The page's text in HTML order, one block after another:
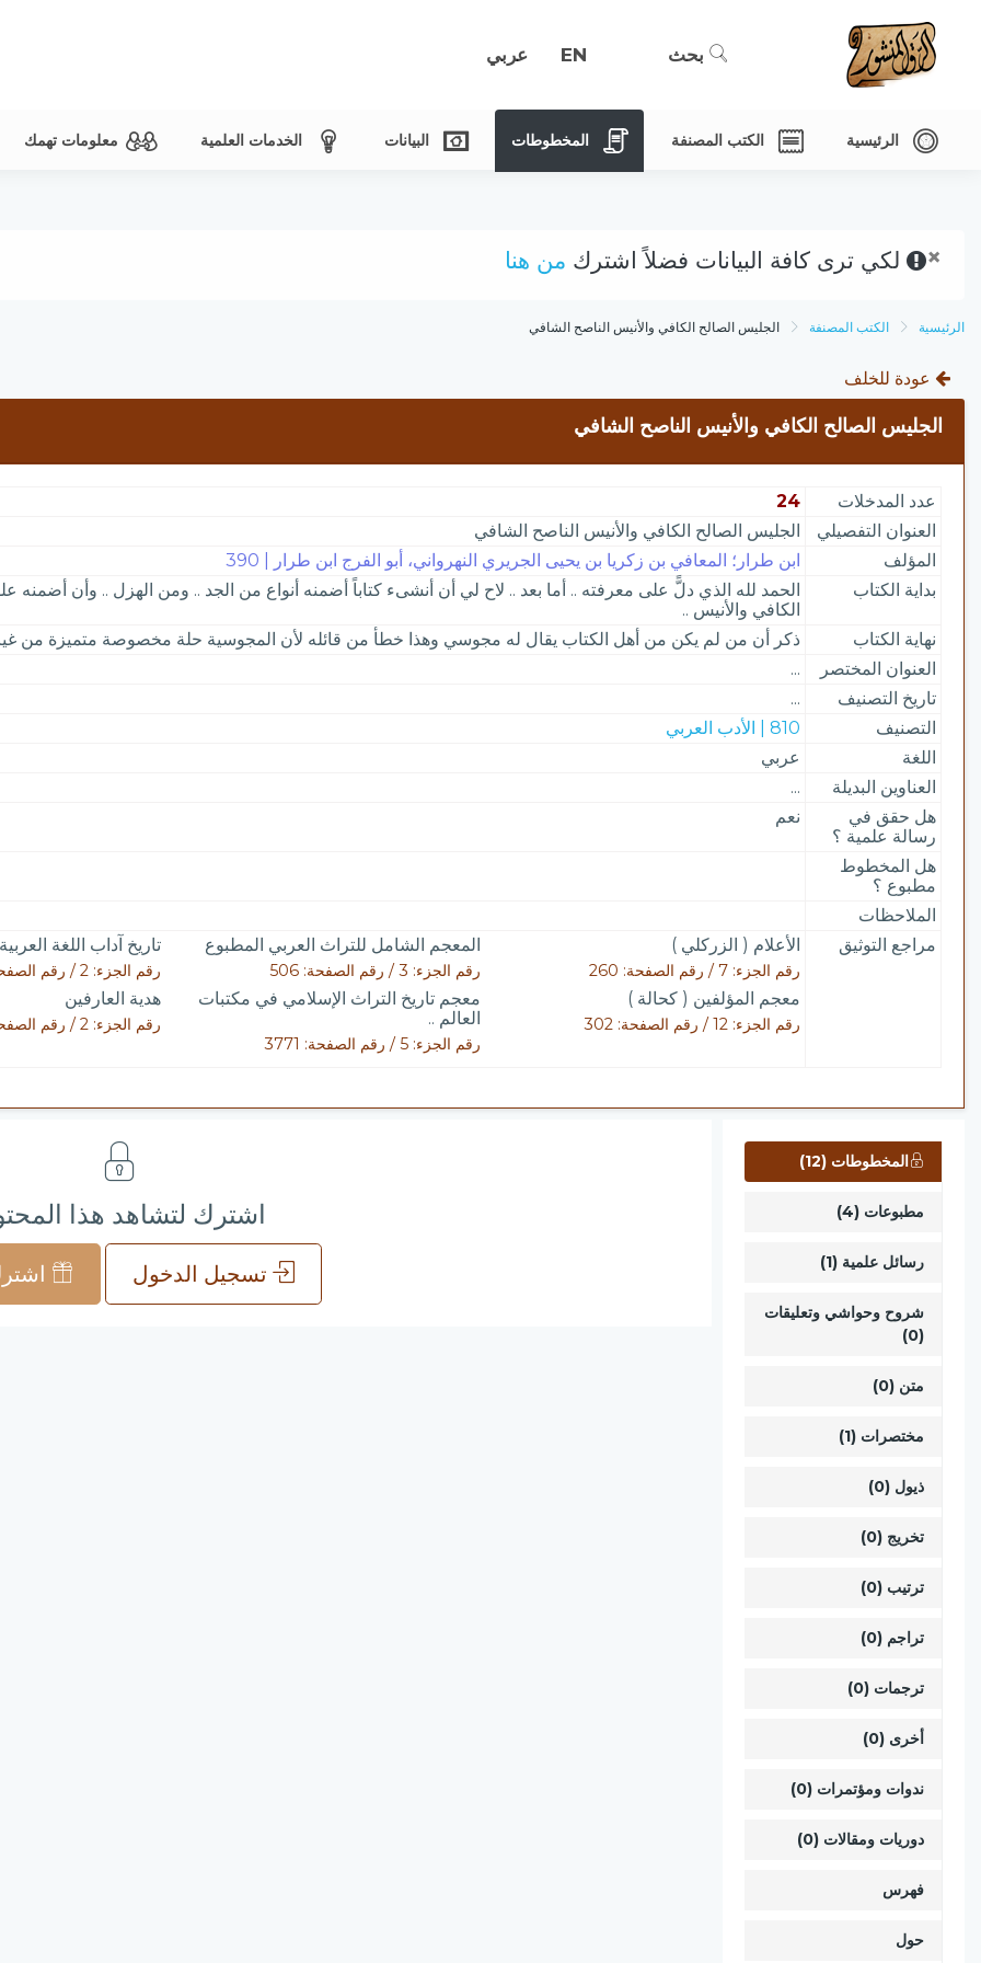
بحث EN عربي
الرئيسية الكتب المصنفة المخطوطات البيانات الخدمات العلمية معلومات تهمك
× لكي ترى كافة البيانات فضلاً اشترك من هنا
الرئيسية الكتب المصنفة الجليس الصالح الكافي والأنيس الناصح الشافي
عودة للخلف
الجليس الصالح الكافي والأنيس الناصح الشافي
عدد المدخلات
24
العنوان التفصيلي
الجليس الصالح الكافي والأنيس الناصح الشافي
المؤلف
ابن طرار؛ المعافي بن زكريا بن يحيى الجريري النهرواني، أبو الفرج ابن طرار | 390
بداية الكتاب
الحمد لله الذي دلًّ على معرفته .. أما بعد .. لاح لي أن أنشىء كتاباً أضمنه أنواع من الجد .. ومن الهزل .. وأن أضمنه
الكافي والأنيس ..
نهاية الكتاب
ذكر أن من لم يكن من أهل الكتاب يقال له مجوسي وهذا خطأ من قائله لأن المجوسية حلة مخصوصة متميزة من غيرها
العنوان المختصر
...
تاريخ التصنيف
...
التصنيف
810 | الأدب العربي
اللغة
عربي
العناوين البديلة
...
هل حقق في
رسالة علمية ؟
نعم
هل المخطوط
مطبوع ؟
الملاحظات
مراجع التوثيق
الأعلام ( الزركلي )
رقم الجزء: 7 / رقم الصفحة: 260
المعجم الشامل للتراث العربي المطبوع
رقم الجزء: 3 / رقم الصفحة: 506
تاريخ آداب اللغة العربية
رقم الجزء: 2 / رقم الصفحة: 600
معجم المؤلفين ( كحالة )
رقم الجزء: 12 / رقم الصفحة: 302
معجم تاريخ التراث الإسلامي في مكتبات
العالم ..
رقم الجزء: 5 / رقم الصفحة: 3771
هدية العارفين
رقم الجزء: 2 / رقم الصفحة: 464
المخطوطات (12)
مطبوعات (4)
رسائل علمية (1)
شروح وحواشي وتعليقات
(0)
متن (0)
مختصرات (1)
ذيول (0)
تخريج (0)
ترتيب (0)
تراجم (0)
ترجمات (0)
أخرى (0)
ندوات ومؤتمرات (0)
دوريات ومقالات (0)
فهرس
حول
اشترك لتشاهد هذا
تسجيل الدخول